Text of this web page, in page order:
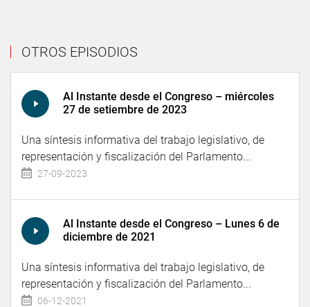
OTROS EPISODIOS
Al Instante desde el Congreso – miércoles
27 de setiembre de 2023
Una síntesis informativa del trabajo legislativo, de
representación y fiscalización del Parlamento...
27-09-2023
Al Instante desde el Congreso – Lunes 6 de
diciembre de 2021
Una síntesis informativa del trabajo legislativo, de
representación y fiscalización del Parlamento...
06-12-2021